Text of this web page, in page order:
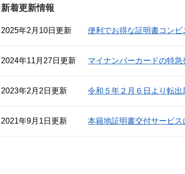
新着更新情報
2025年2月10日更新 便利でお得な証明書コン
2024年11月27日更新 マイナンバーカードの特急
2023年2月2日更新 令和５年２月６日より転
2021年9月1日更新 本籍地証明書交付サービス